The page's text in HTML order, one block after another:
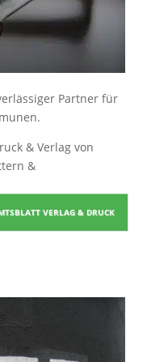
Partner für
& Verlag von
&
VERLAG & DRUCK